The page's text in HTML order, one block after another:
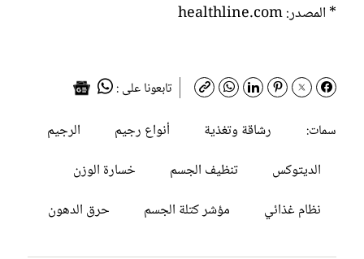
* المصدر: healthline.com
تابعونا على :
سمات:
رشاقة وتغذية أنواع رجيم
الرجيم
الديتوكس
تنظيف الجسم
خسارة الوزن
نظام غذائي
مؤشر كتلة الجسم حرق الدهون